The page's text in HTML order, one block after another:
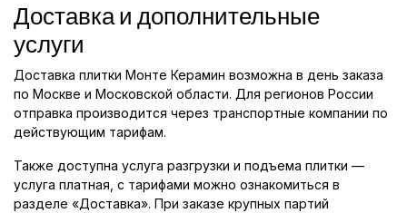
Доставка и дополнительные
услуги
Доставка плитки Монте Керамин возможна в день заказа
по Москве и Московской области. Для регионов России
отправка производится через транспортные компании по
действующим тарифам.
Также доступна услуга разгрузки и подъема плитки —
услуга платная, с тарифами можно ознакомиться в
разделе «Доставка». При заказе крупных партий